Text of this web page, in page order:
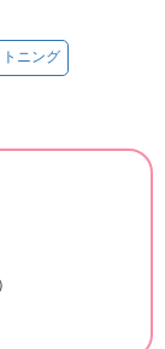
ニング